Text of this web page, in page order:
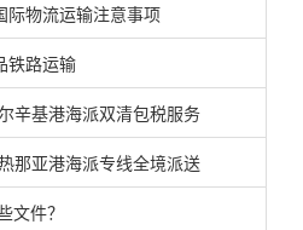
际物流运输注意事项
铁路运输
辛基港海派双清包税服务
那亚港海派专线全境派送
文件？